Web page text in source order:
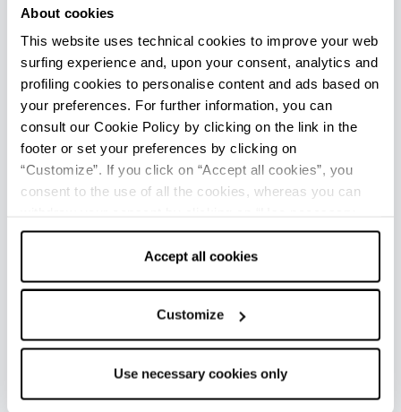
About cookies
This website uses technical cookies to improve your web
surfing experience and, upon your consent, analytics and
profiling cookies to personalise content and ads based on
your preferences. For further information, you can
consult our Cookie Policy by clicking on the link in the
footer or set your preferences by clicking on
“Customize”. If you click on “Accept all cookies”, you
consent to the use of all the cookies, whereas you can
cookies only” and only the technical cookies for the
correct functioning of the website will be used.
Accept all cookies
Customize
Use necessary cookies only
Stazione Sciistica Schia
Vedi tutti